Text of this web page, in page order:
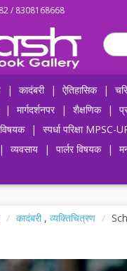
/ 8308168668
| कादंबरी | ऐतिहासिक |
| मार्गदर्शनपर | शैक्षणिक |
| स्पर्धा परिक्षा
| व्यवसाय | पार्लर विषयक |
कादंबरी, व्यक्तिचित्रण